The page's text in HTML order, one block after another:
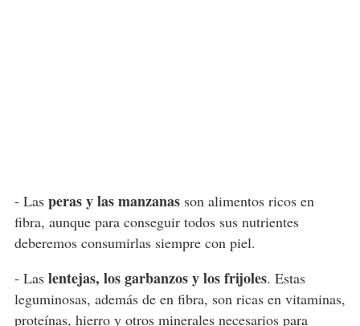
- Las peras y las manzanasson alimentos ricos en
fibra, aunque para conseguir todos sus nutrientes
deberemos consumirlas siempre con piel.
- Las lentejas, los garbanzos y los frijoles. Estas
leguminosas, además de en fibra, son ricas en vitaminas,
proteínas, hierro y otros minerales necesarios para